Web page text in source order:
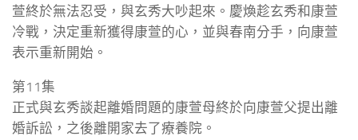
萱終於無法忍受，與玄秀大吵起來。慶煥趁玄秀和康萱
冷戰，決定重新獲得康萱的心，並與春南分手，向康萱
表示重新開始。
第11集
正式與玄秀談起離婚問題的康萱母終於向康萱父提出離
婚訴訟，之後離開家去了療養院。